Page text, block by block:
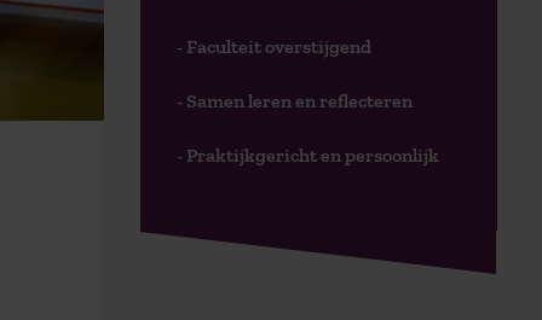
- Faculteit overstijgend
- Samen leren en reflecteren
- Praktijkgericht en persoonlijk